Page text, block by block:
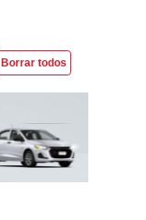
Borrar todos